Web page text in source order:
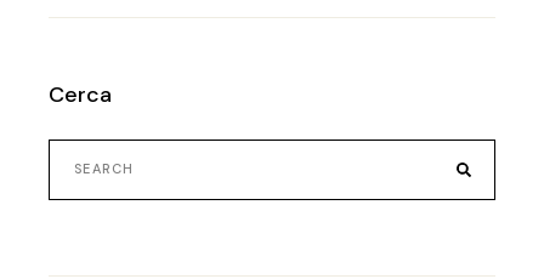
Cerca
Search
for: